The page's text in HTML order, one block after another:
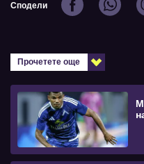
Сподели
Прочетете още